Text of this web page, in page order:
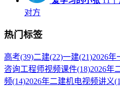
对方
热门标签
高考(39)二建(22)一建(21)2026年
咨询工程师视频课件(18)2026年
频(14)2026年二建机电视频讲义